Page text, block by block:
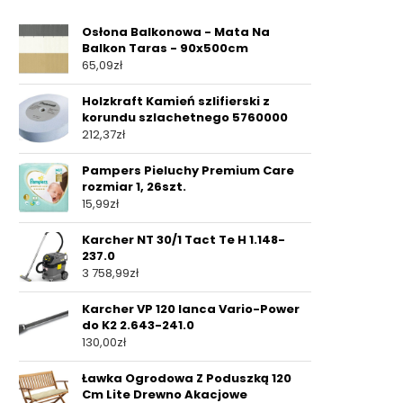
Osłona Balkonowa - Mata Na
Balkon Taras - 90x500cm
65,09zł
Holzkraft Kamień szlifierski z
korundu szlachetnego 5760000
212,37zł
Pampers Pieluchy Premium Care
rozmiar 1, 26szt.
15,99zł
Karcher NT 30/1 Tact Te H 1.148-
237.0
3 758,99zł
Karcher VP 120 lanca Vario-Power
do K2 2.643-241.0
130,00zł
Ławka Ogrodowa Z Poduszką 120
Cm Lite Drewno Akacjowe